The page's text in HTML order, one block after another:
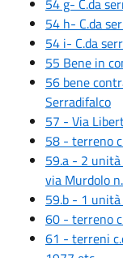
54 h- C.da
54 i- C.da
55 Bene in
56 bene
Serradifalco
57 - Via
58 - terreno
59.a - 2
via Murdolo
59.b - 1
60 - terreno
61 - terreni